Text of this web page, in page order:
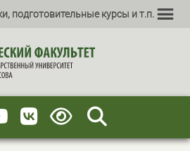
подготовительные курсы и т.п.